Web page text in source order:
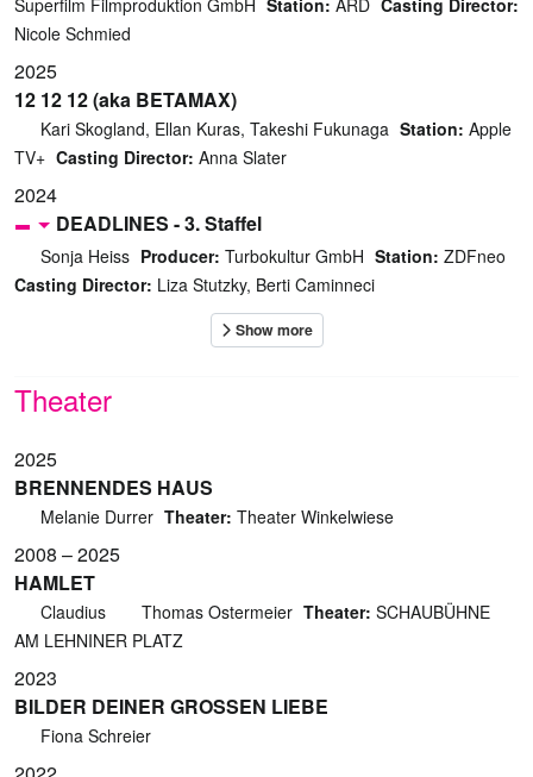
Superfilm Filmproduktion GmbH Station: ARD Casting Director:
Nicole Schmied
2025
12 12 12 (aka BETAMAX)
Kari Skogland, Ellan Kuras, Takeshi Fukunaga Station: Apple
TV+ Casting Director: Anna Slater
2024
DEADLINES - 3. Staffel
Sonja Heiss Producer: Turbokultur GmbH Station: ZDFneo
Casting Director: Liza Stutzky, Berti Caminneci
Theater
2025
BRENNENDES HAUS
Melanie Durrer Theater: Theater Winkelwiese
2008 – 2025
HAMLET
Claudius Thomas Ostermeier Theater: SCHAUBÜHNE
AM LEHNINER PLATZ
2023
BILDER DEINER GROSSEN LIEBE
Fiona Schreier